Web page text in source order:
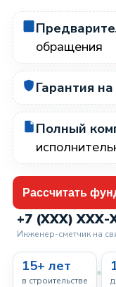
обращения
Гарантия
Полный
Рассчитать
+7 (XXX) XXX-
Инженер-сметчик на
15+ лет
в строительстве